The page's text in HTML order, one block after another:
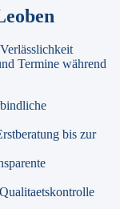
Termine während
bis zur